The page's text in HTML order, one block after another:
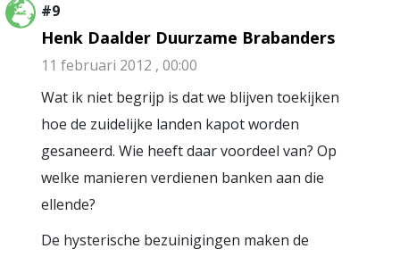
#9
Henk Daalder Duurzame Brabanders
11 februari 2012 , 00:00
Wat ik niet begrijp is dat we blijven toekijken
hoe de zuidelijke landen kapot worden
gesaneerd. Wie heeft daar voordeel van? Op
welke manieren verdienen banken aan die
ellende?
De hysterische bezuinigingen maken de